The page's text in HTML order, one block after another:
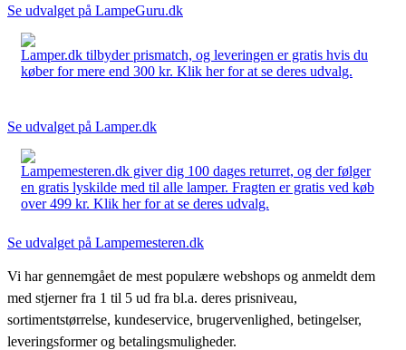
Se udvalget på LampeGuru.dk
Lamper.dk tilbyder prismatch, og leveringen er gratis hvis du
køber for mere end 300 kr. Klik her for at se deres udvalg.
Se udvalget på Lamper.dk
Lampemesteren.dk giver dig 100 dages returret, og der følger
en gratis lyskilde med til alle lamper. Fragten er gratis ved køb
over 499 kr. Klik her for at se deres udvalg.
Se udvalget på Lampemesteren.dk
Vi har gennemgået de mest populære webshops og anmeldt dem
med stjerner fra 1 til 5 ud fra bl.a. deres prisniveau,
sortimentstørrelse, kundeservice, brugervenlighed, betingelser,
leveringsformer og betalingsmuligheder.